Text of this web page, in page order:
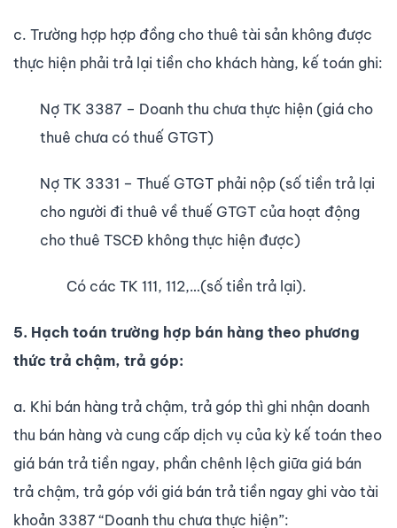
c. Tr­ường hợp hợp đồng cho thuê tài sản không đ­ược
thực hiện phải trả lại tiền cho khách hàng, kế toán ghi:
Nợ TK 3387 – Doanh thu chưa thực hiện (giá cho
thuê ch­ưa có thuế GTGT)
Nợ TK 3331 – Thuế GTGT phải nộp (số tiền trả lại
cho ng­ười đi thuê về thuế GTGT của hoạt động
cho thuê TSCĐ không thực hiện được)
Có các TK 111, 112,…(số tiền trả lại).
5. Hạch toán trường hợp bán hàng theo phương
thức trả chậm, trả góp:
a. Khi bán hàng trả chậm, trả góp thì ghi nhận doanh
thu bán hàng và cung cấp dịch vụ của kỳ kế toán theo
giá bán trả tiền ngay, phần chênh lệch giữa giá bán
trả chậm, trả góp với giá bán trả tiền ngay ghi vào tài
khoản 3387 “Doanh thu chưa thực hiện”: